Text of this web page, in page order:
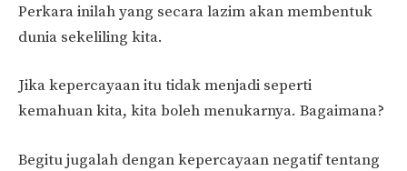
Perkara inilah yang secara lazim akan membentuk
dunia sekeliling kita.
Jika kepercayaan itu tidak menjadi seperti
kemahuan kita, kita boleh menukarnya. Bagaimana?
Begitu jugalah dengan kepercayaan negatif tentang